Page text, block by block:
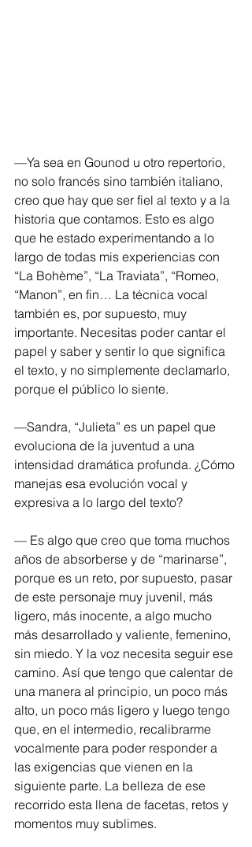
—Ya sea en Gounod u otro repertorio,
no solo francés sino también italiano,
creo que hay que ser fiel al texto y a la
historia que contamos. Esto es algo
que he estado experimentando a lo
largo de todas mis experiencias con
“La Bohème”, “La Traviata”, “Romeo,
“Manon”, en fin… La técnica vocal
también es, por supuesto, muy
importante. Necesitas poder cantar el
papel y saber y sentir lo que significa
el texto, y no simplemente declamarlo,
porque el público lo siente.
—Sandra, “Julieta” es un papel que
evoluciona de la juventud a una
intensidad dramática profunda. ¿Cómo
manejas esa evolución vocal y
expresiva a lo largo del texto?
— Es algo que creo que toma muchos
años de absorberse y de “marinarse”,
porque es un reto, por supuesto, pasar
de este personaje muy juvenil, más
ligero, más inocente, a algo mucho
más desarrollado y valiente, femenino,
sin miedo. Y la voz necesita seguir ese
camino. Así que tengo que calentar de
una manera al principio, un poco más
alto, un poco más ligero y luego tengo
que, en el intermedio, recalibrarme
vocalmente para poder responder a
las exigencias que vienen en la
siguiente parte. La belleza de ese
recorrido esta llena de facetas, retos y
momentos muy sublimes.